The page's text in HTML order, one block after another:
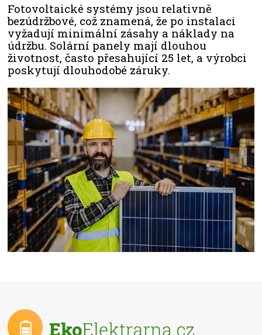
Fotovoltaické systémy jsou relativně
bezúdržbové, což znamená, že po instalaci
vyžadují minimální zásahy a náklady na
údržbu. Solární panely mají dlouhou
životnost, často přesahující 25 let, a výrobci
poskytují dlouhodobé záruky.